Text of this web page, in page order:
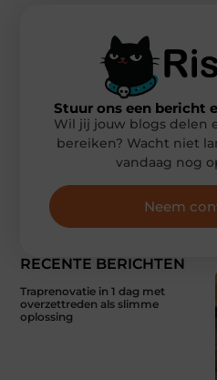
RECENTE BERICHTEN
Traprenovatie in 1 dag met
overzettreden als slimme
oplossing
Stuur ons een bericht
Wil jij jouw blogs delen
bereiken? Wacht niet
vandaag nog
Neem